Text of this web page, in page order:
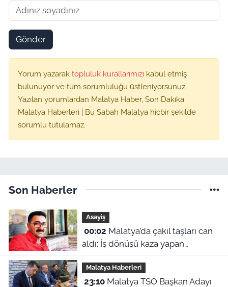
Gönder
Yorum yazarak topluluk kurallarımızı kabul etmiş
bulunuyor ve tüm sorumluluğu üstleniyorsunuz.
Yazılan yorumlardan Malatya Haber, Son Dakika
Malatya Haberleri | Bu Sabah Malatya hiçbir şekilde
sorumlu tutulamaz.
Son Haberler
Asayiş
00:02
aldı: İş dönüşü kaza yapan
motosikletli hayatını kaybetti
Malatya Haberleri
23:10Malatya TSO Başkan Adayı